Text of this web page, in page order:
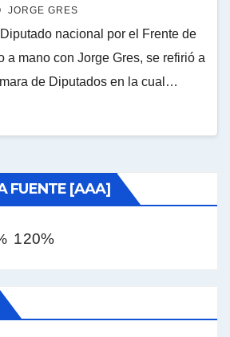
JORGE GRES
nacional por el Frente de
a mano con Jorge Gres, se refirió a
de Diputados en la cual…
FUENTE [AAA]
120%